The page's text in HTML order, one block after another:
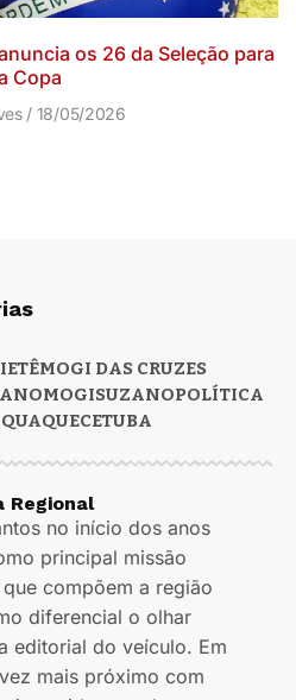
os 26 da Seleção para
Copa
18/05/2026
MOGI DAS CRUZES
MOGISUZANOPOLÍTICA
Regional
no início dos anos
principal missão
compõem a região
diferencial o olhar
editorial do veículo. Em
mais próximo com